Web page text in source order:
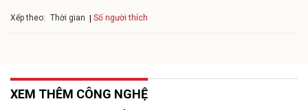
Xếp theo: Thời gian Số người thích
XEM THÊM CÔNG NGHỆ